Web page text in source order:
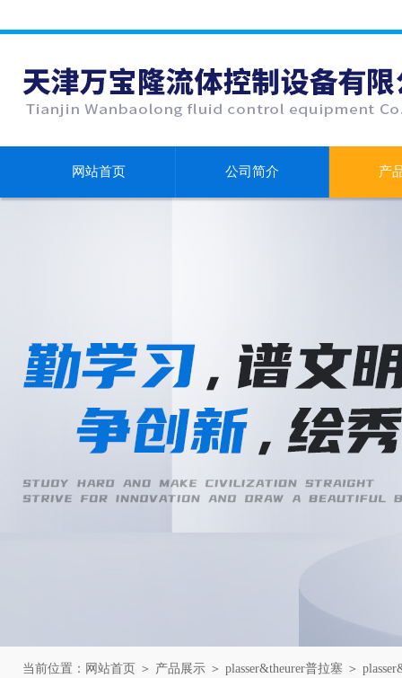
网站首页 公司简介 产
当前位置： 网站首页 ＞ 产品展示 ＞ plasser&theurer普拉塞 ＞